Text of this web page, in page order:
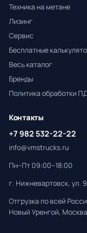
Техника на метане
Лизинг
Сервис
Бесплатные
Весь каталог
Бренды
Политика обработки
Контакты
+7 982 532-22-22
info@vmstrucks.ru
Пн–Пт 09:00–18:00
г. Нижневартовск, ул.
Отгрузка по всей
Новый Уренгой, Москва